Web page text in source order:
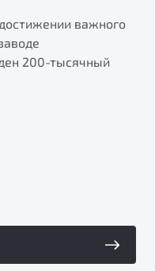
важного
200-тысячный